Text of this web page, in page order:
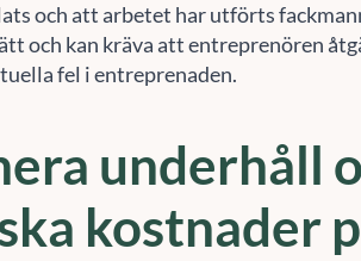
Cookie-policy
och att arbetet har utförts
och kan kräva att entreprenören
fel i entreprenaden.
underhåll
kostnader